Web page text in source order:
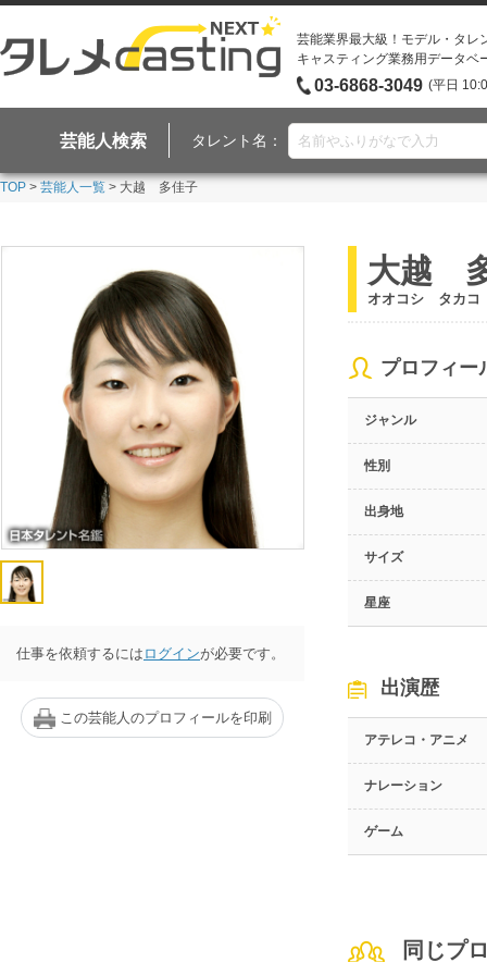
芸能業界最大級！モデル・タレ
キャスティング業務用データベ
03-6868-3049 (平日
芸能人検索 タレント名：
TOP > 芸能人一覧 > 大越 多佳子
仕事を依頼するには ログインが必要です。
この芸能人のプロフィールを印刷
大越
オオコシ タカコ
プロフィー
ジャンル
性別
出身地
サイズ
星座
出演歴
アテレコ・アニメ
ナレーション
ゲーム
同じプ